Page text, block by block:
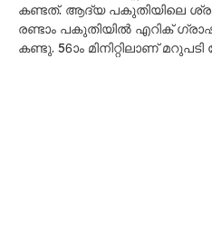
കണ്ടത്. ആദ്യ പകുതിയിലെ
രണ്ടാം പകുതിയിൽ എറിക്
കണ്ടു. 56ാം മിനിറ്റിലാണ്